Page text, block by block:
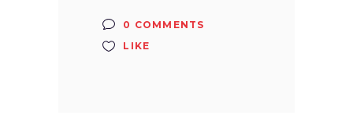
0 COMMENTS
LIKE